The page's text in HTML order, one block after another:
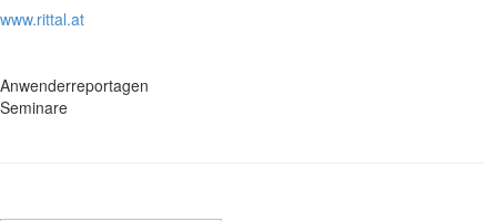
www.rittal.at
Anwenderreportagen
Seminare